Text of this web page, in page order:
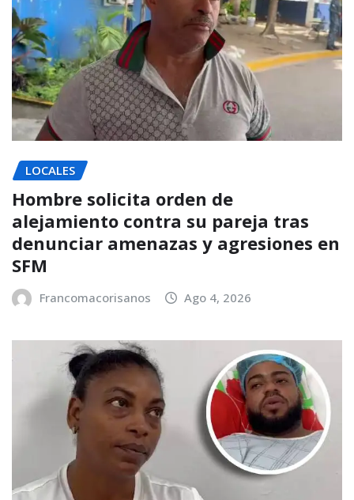
LOCALES
Hombre solicita orden de
alejamiento contra su pareja tras
denunciar amenazas y agresiones en
SFM
Francomacorisanos Ago 4, 2026